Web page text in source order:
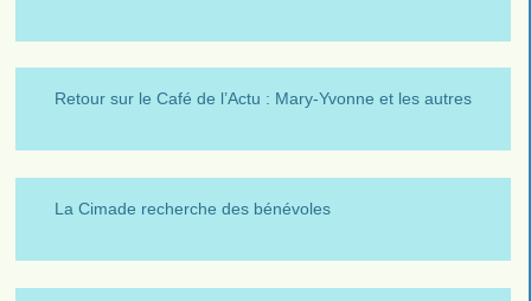
Retour sur le Café de l’Actu : Mary-Yvonne et les autres
La Cimade recherche des bénévoles